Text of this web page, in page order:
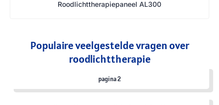
Roodlichttherapiepaneel AL300
Populaire veelgestelde vragen over
roodlichttherapie
pagina 2